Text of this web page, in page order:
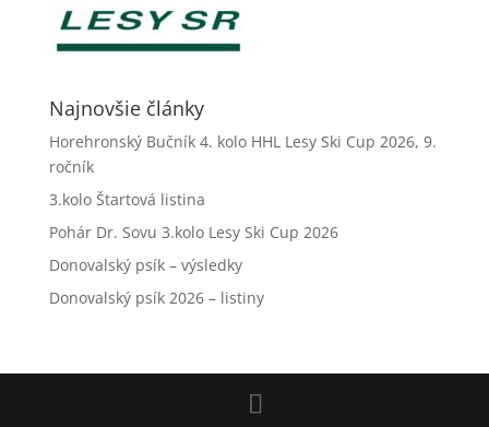
Najnovšie články
Horehronský Bučník 4. kolo HHL Lesy Ski Cup 2026, 9.
ročník
3.kolo Štartová listina
Pohár Dr. Sovu 3.kolo Lesy Ski Cup 2026
Donovalský psík – výsledky
Donovalský psík 2026 – listiny